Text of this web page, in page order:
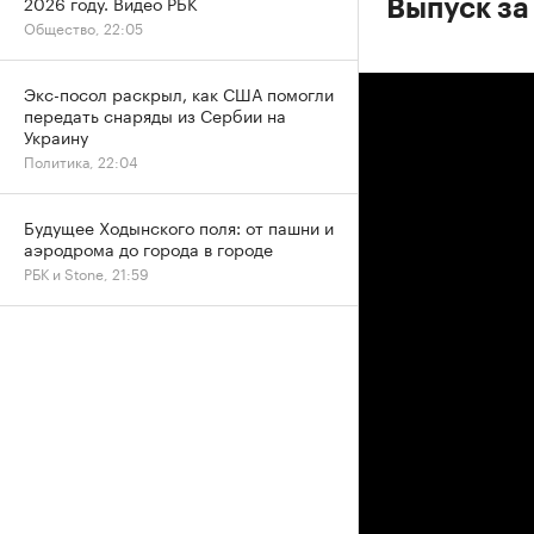
Выпуск
Общество, 22:05
Экс-посол раскрыл, как США помогли
передать снаряды из Сербии на
Украину
Политика, 22:04
Будущее Ходынского поля: от пашни и
аэродрома до города в городе
РБК и Stone, 21:59